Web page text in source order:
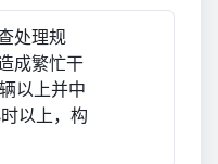
处理规
成繁忙干
以上并中
以上，构